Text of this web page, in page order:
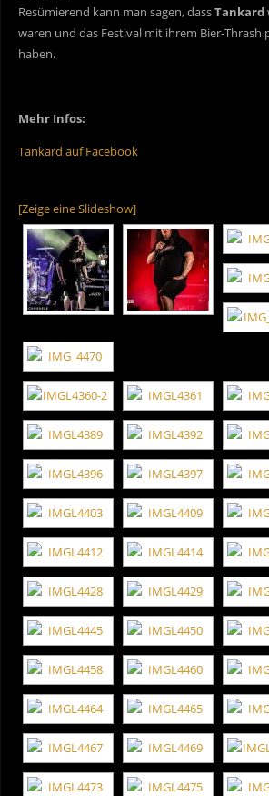
Resümierend kann man sagen, dassTankard
waren und das Festival mit ihrem Bier-Thrash
haben.
Mehr Infos:
Tankard auf Facebook
[Zeige eine Slideshow]